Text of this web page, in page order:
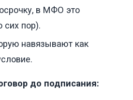
в МФО это
сих пор).
навязывают как
до подписания: